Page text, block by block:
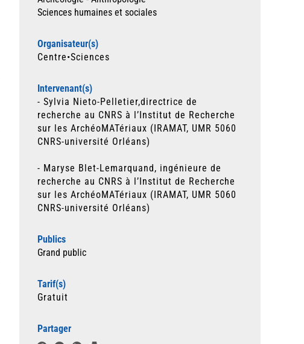
Sciences humaines et sociales
Organisateur(s)
Centre•Sciences
Intervenant(s)
- Sylvia Nieto-Pelletier,directrice de
recherche au CNRS à l’Institut de Recherche
sur les ArchéoMATériaux (IRAMAT, UMR 5060
CNRS-université Orléans)
- Maryse Blet-Lemarquand, ingénieure de
recherche au CNRS à l’Institut de Recherche
sur les ArchéoMATériaux (IRAMAT, UMR 5060
CNRS-université Orléans)
Publics
Grand public
Tarif(s)
Gratuit
Partager